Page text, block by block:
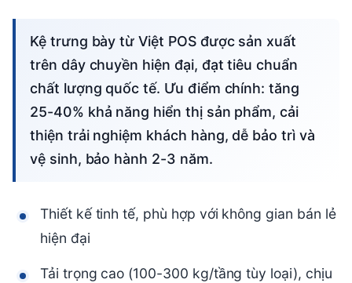
Kệ trưng bày từ Việt POS được sản xuất
trên dây chuyền hiện đại, đạt tiêu chuẩn
chất lượng quốc tế. Ưu điểm chính: tăng
25-40% khả năng hiển thị sản phẩm, cải
thiện trải nghiệm khách hàng, dễ bảo trì và
vệ sinh, bảo hành 2-3 năm.
Thiết kế tinh tế, phù hợp với không gian bán lẻ
hiện đại
Tải trọng cao (100-300 kg/tầng tùy loại), chịu